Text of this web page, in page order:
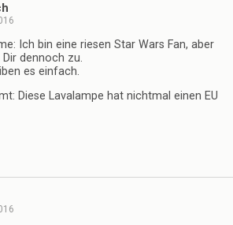
Ich bin eine riesen Star Wars Fan, aber
dennoch zu.
es einfach.
Diese Lavalampe hat nichtmal einen EU